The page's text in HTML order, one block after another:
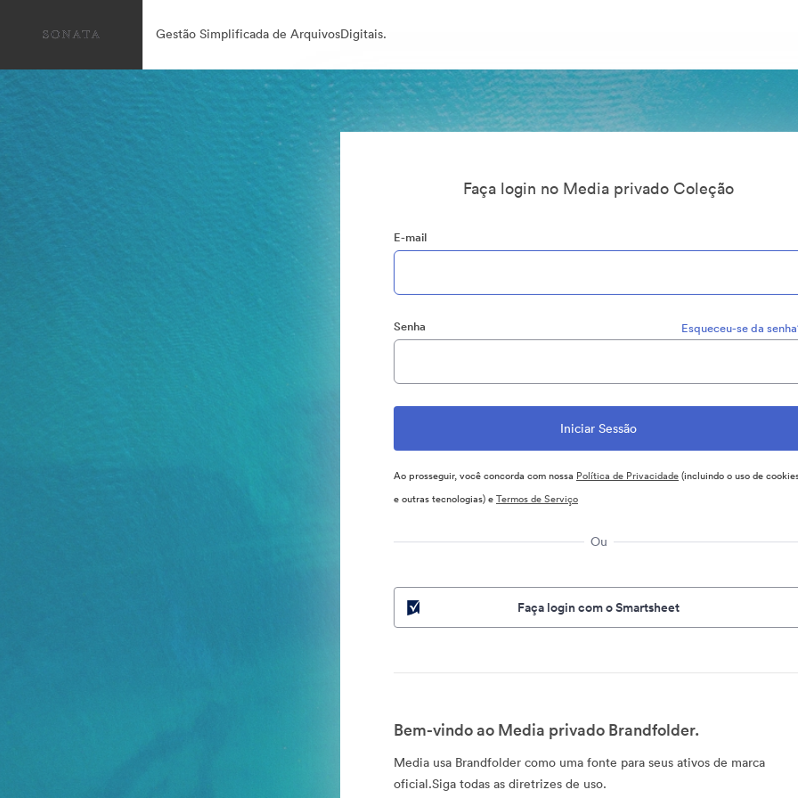
Gestão Simplificada de ArquivosDigitais.
Faça login no Media privado Coleção
E-mail
Senha Esqueceu-se da
Ao prosseguir, você concorda com nossa Política de Privacidade(incluindo o uso de
e outras tecnologias) eTermos de Serviço
Ou
Faça login com o Smartsheet
Bem-vindo ao Media privado Brandfolder.
Media usa Brandfolder como uma fonte para seus ativos de marca
oficial.Siga todas as diretrizes de uso.